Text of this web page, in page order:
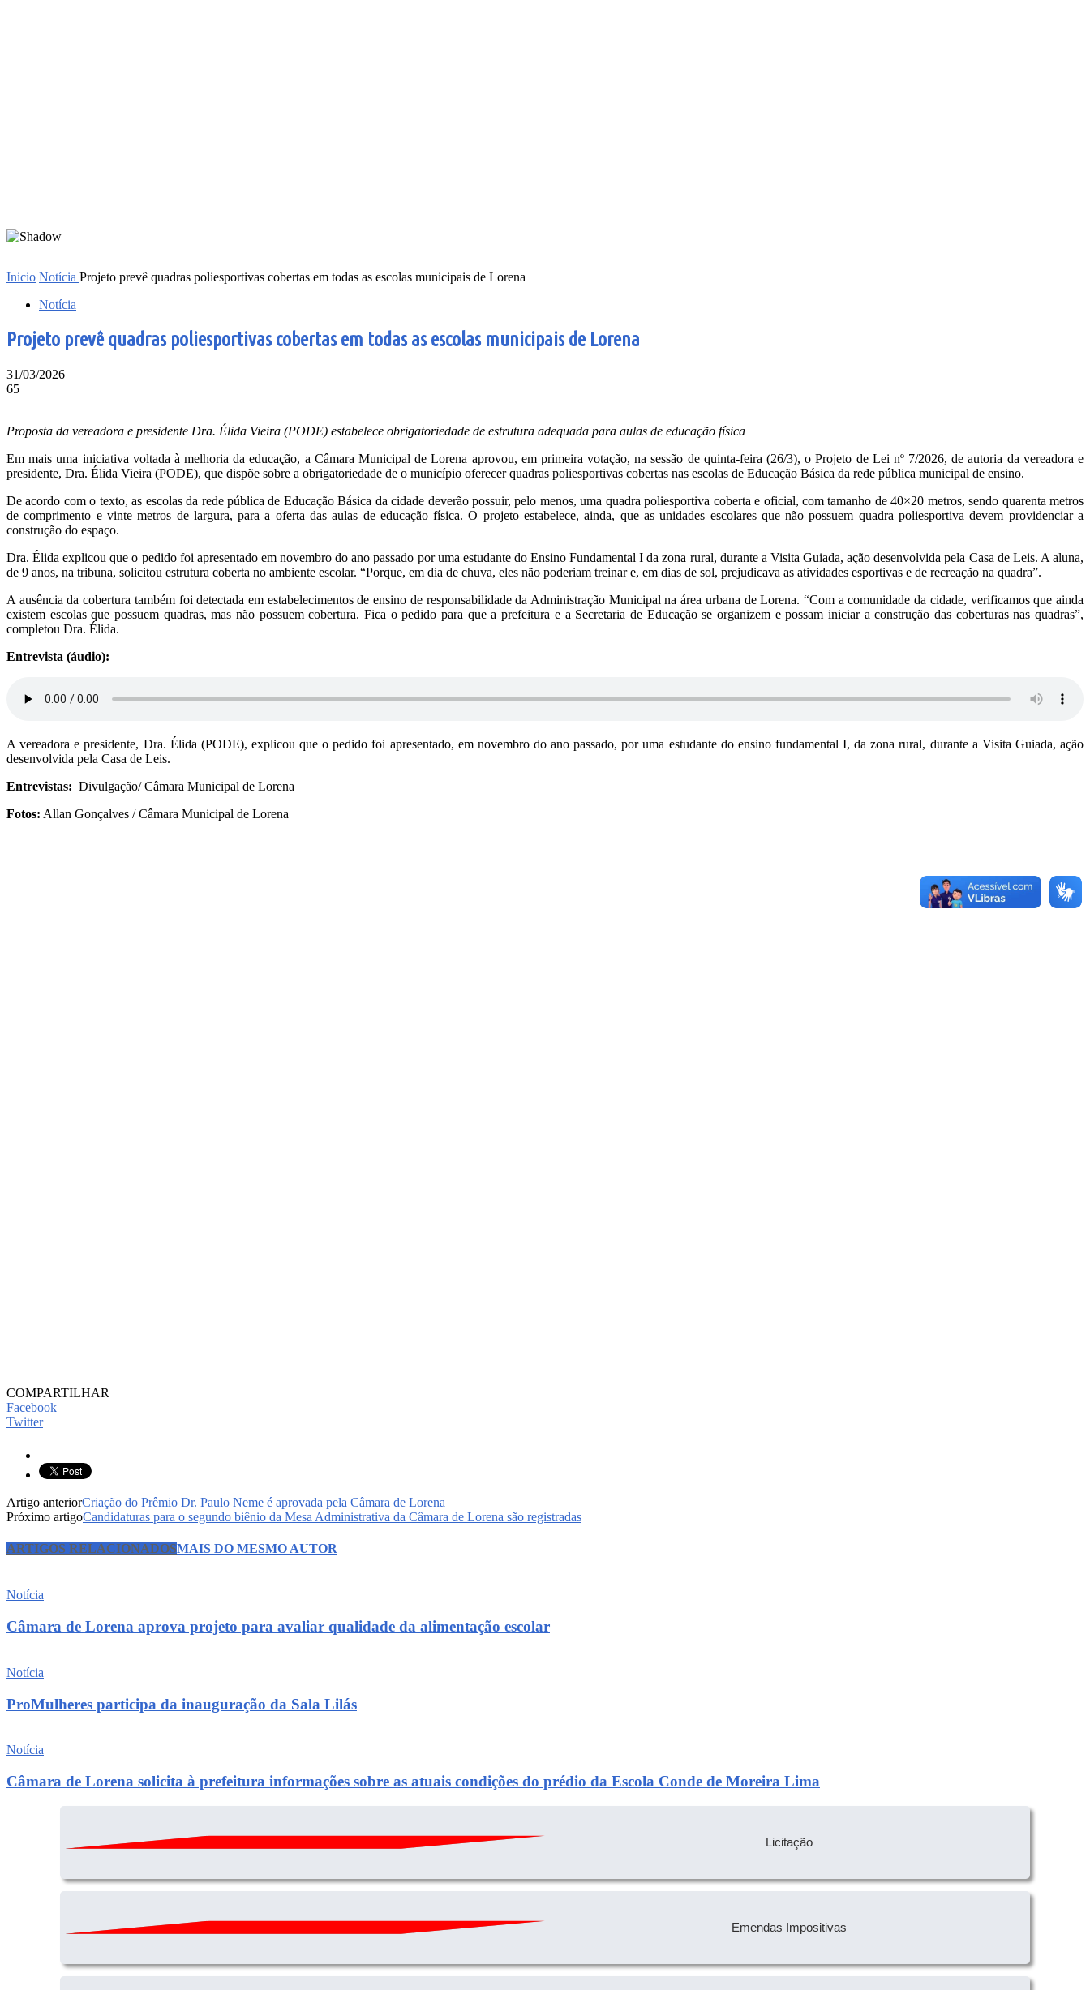
Inicio Notícia Projeto prevê quadras poliesportivas cobertas em todas as escolas municipais de Lorena
Notícia
Projeto prevê quadras poliesportivas cobertas em todas as escolas municipais de Lorena
31/03/2026
65
Proposta da vereadora e presidente Dra. Élida Vieira (PODE) estabelece obrigatoriedade de estrutura adequada para aulas de educação física
Em mais uma iniciativa voltada à melhoria da educação, a Câmara Municipal de Lorena aprovou, em primeira votação, na sessão de quinta-feira (26/3), o Projeto de Lei nº 7/2026, de autoria da vereadora e
presidente, Dra. Élida Vieira (PODE), que dispõe sobre a obrigatoriedade de o município oferecer quadras poliesportivas cobertas nas escolas de Educação Básica da rede pública municipal de ensino.
De acordo com o texto, as escolas da rede pública de Educação Básica da cidade deverão possuir, pelo menos, uma quadra poliesportiva coberta e oficial, com tamanho de 40×20 metros, sendo quarenta metros
de comprimento e vinte metros de largura, para a oferta das aulas de educação física. O projeto estabelece, ainda, que as unidades escolares que não possuem quadra poliesportiva devem providenciar a
construção do espaço.
Dra. Élida explicou que o pedido foi apresentado em novembro do ano passado por uma estudante do Ensino Fundamental I da zona rural, durante a Visita Guiada, ação desenvolvida pela Casa de Leis. A aluna,
de 9 anos, na tribuna, solicitou estrutura coberta no ambiente escolar. “Porque, em dia de chuva, eles não poderiam treinar e, em dias de sol, prejudicava as atividades esportivas e de recreação na quadra”.
A ausência da cobertura também foi detectada em estabelecimentos de ensino de responsabilidade da Administração Municipal na área urbana de Lorena. “Com a comunidade da cidade, verificamos que ainda
existem escolas que possuem quadras, mas não possuem cobertura. Fica o pedido para que a prefeitura e a Secretaria de Educação se organizem e possam iniciar a construção das coberturas nas quadras”,
completou Dra. Élida.
Entrevista (áudio):
A vereadora e presidente, Dra. Élida (PODE), explicou que o pedido foi apresentado, em novembro do ano passado, por uma estudante do ensino fundamental I, da zona rural, durante a Visita Guiada, ação
desenvolvida pela Casa de Leis.
Entrevistas: Divulgação/ Câmara Municipal de Lorena
Fotos: Allan Gonçalves / Câmara Municipal de Lorena
COMPARTILHAR
Facebook
Twitter
Artigo anteriorCriação do Prêmio Dr. Paulo Neme é aprovada pela Câmara de Lorena
Próximo artigoCandidaturas para o segundo biênio da Mesa Administrativa da Câmara de Lorena são registradas
ARTIGOS RELACIONADOSMAIS DO MESMO AUTOR
Notícia
Câmara de Lorena aprova projeto para avaliar qualidade da alimentação escolar
Notícia
ProMulheres participa da inauguração da Sala Lilás
Notícia
Câmara de Lorena solicita à prefeitura informações sobre as atuais condições do prédio da Escola Conde de Moreira Lima
Licitação
Emendas Impositivas